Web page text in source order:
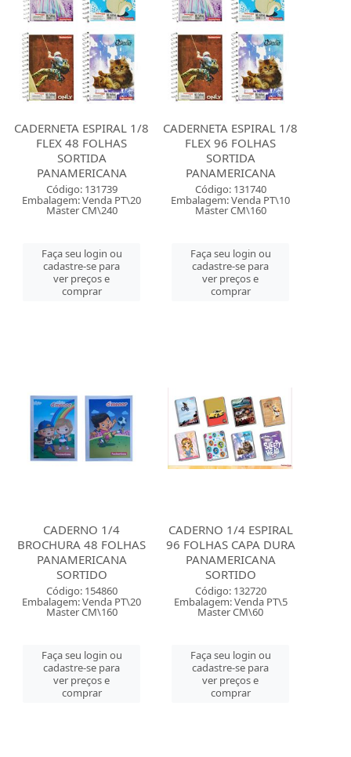
CADERNETA ESPIRAL 1/8
FLEX 48 FOLHAS
SORTIDA
PANAMERICANA
Código: 131739
Embalagem: Venda PT\20
Master CM\240
Faça seu login ou
cadastre-se para
ver preços e
comprar
CADERNETA ESPIRAL 1/8
FLEX 96 FOLHAS
SORTIDA
PANAMERICANA
Código: 131740
Embalagem: Venda PT\10
Master CM\160
Faça seu login ou
cadastre-se para
ver preços e
comprar
CADERNO 1/4
BROCHURA 48 FOLHAS
PANAMERICANA
SORTIDO
Código: 154860
Embalagem: Venda PT\20
Master CM\160
Faça seu login ou
cadastre-se para
ver preços e
comprar
CADERNO 1/4 ESPIRAL
96 FOLHAS CAPA DURA
PANAMERICANA
SORTIDO
Código: 132720
Embalagem: Venda PT\5
Master CM\60
Faça seu login ou
cadastre-se para
ver preços e
comprar